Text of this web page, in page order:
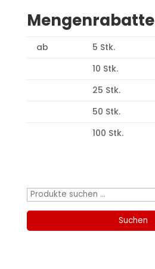
Mengenrabatte
ab 5 Stk.
10 Stk.
25 Stk.
50 Stk.
100 Stk.
Suchen
Suchen